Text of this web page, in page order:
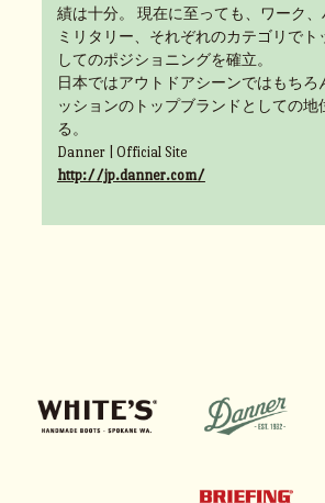
績は十分。 現在に至っても、ワーク、
ミリタリー、それぞれのカテゴリでト
してのポジショニングを確立。
日本ではアウトドアシーンではもちろ
ッションのトップブランドとしての地
る。
Danner | Official Site
http://jp.danner.com/